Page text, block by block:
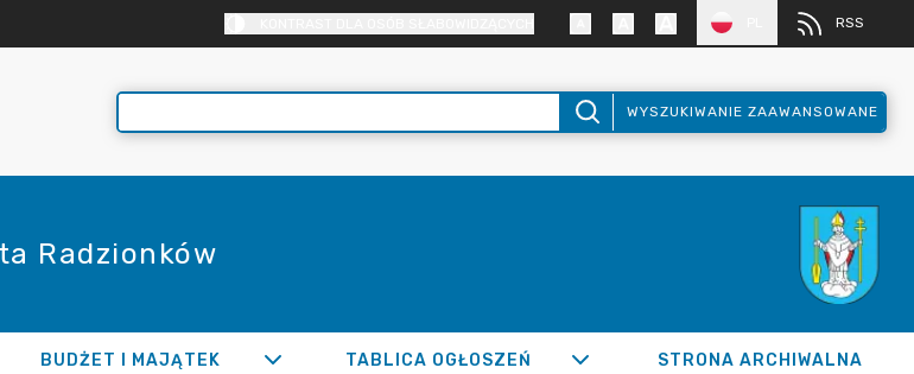
RSS
WYSZUKIWANIE ZAAWANSOWANE
Radzionków
BUDŻET I MAJĄTEK TABLICA OGŁOSZEŃ STRONA ARCHIWALNA